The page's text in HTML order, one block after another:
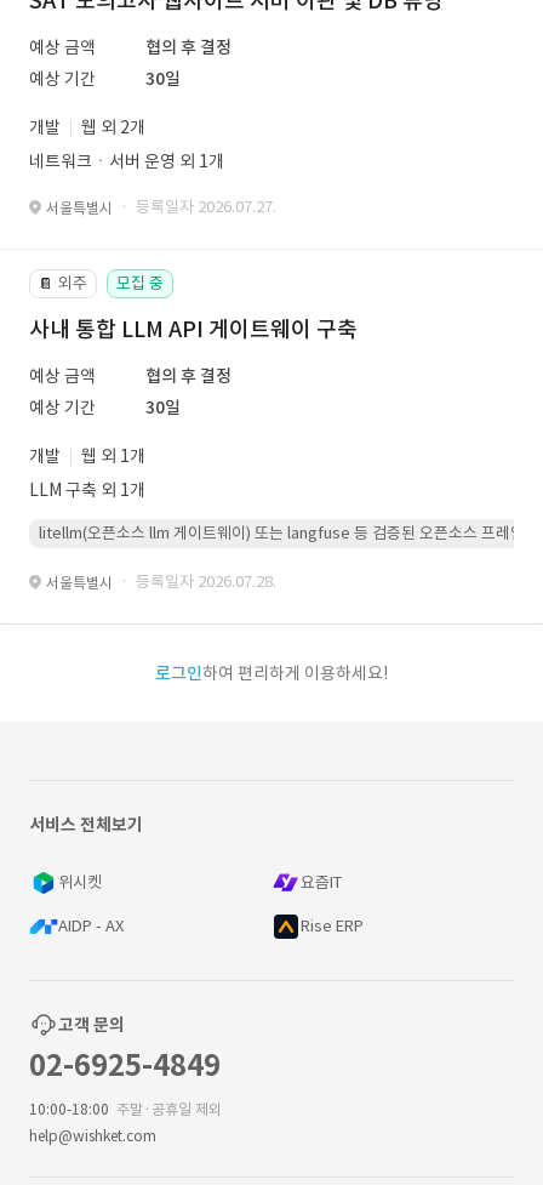
예상 금액
협의 후 결정
예상 기간
30일
개발
웹 외 2개
네트워크ㆍ서버 운영 외 1개
서울특별시 · 등록일자 2026.07.27.
📔 외주 모집 중
사내 통합 LLM API 게이트웨이 구축
예상 금액
협의 후 결정
예상 기간
30일
개발
웹 외 1개
LLM 구축 외 1개
litellm(오픈소스 llm 게이트웨이) 또는 langfuse 등 검증된 오픈소스 프레임워
서울특별시 · 등록일자 2026.07.28.
로그인하여 편리하게 이용하세요!
서비스 전체보기
위시켓 요즘IT
AIDP - AX Rise ERP
고객 문의
02-6925-4849
10:00-18:00 주말·공휴일 제외
help@wishket.com